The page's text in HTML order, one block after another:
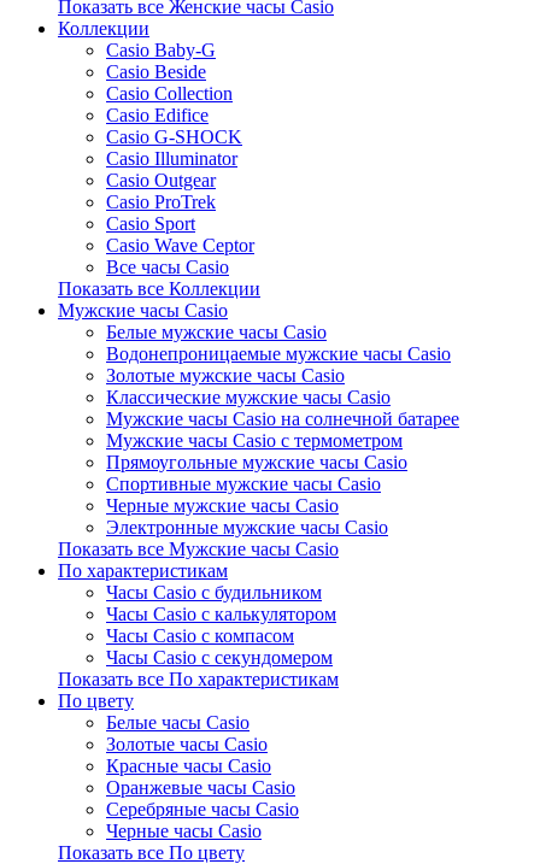
Показать все Женские часы Casio
Коллекции
Casio Baby-G
Casio Beside
Casio Collection
Casio Edifice
Casio G-SHOCK
Casio Illuminator
Casio Outgear
Casio ProTrek
Casio Sport
Casio Wave Ceptor
Все часы Casio
Показать все Коллекции
Мужские часы Casio
Белые мужские часы Casio
Водонепроницаемые мужские часы Casio
Золотые мужские часы Casio
Классические мужские часы Casio
Мужские часы Casio на солнечной батарее
Мужские часы Casio с термометром
Прямоугольные мужские часы Casio
Спортивные мужские часы Casio
Черные мужские часы Casio
Электронные мужские часы Casio
Показать все Мужские часы Casio
По характеристикам
Часы Casio с будильником
Часы Casio с калькулятором
Часы Casio с компасом
Часы Casio с секундомером
Показать все По характеристикам
По цвету
Белые часы Casio
Золотые часы Casio
Красные часы Casio
Оранжевые часы Casio
Серебряные часы Casio
Черные часы Casio
Показать все По цвету